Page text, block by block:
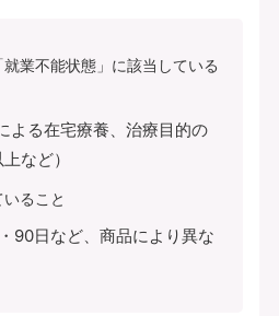
業不能状態」に該当している
よる在宅療養、治療目的の
など）
ること
90日など、商品により異な